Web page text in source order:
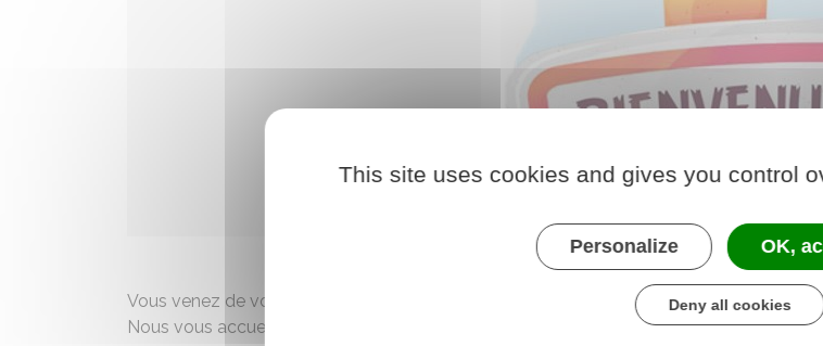
Vous venez de vous installer sur Heutrégiville?
Nous vous accueillons à la mairie aux horaires habituelles pour faire connaissance
This site uses cookies and gives you control
Personalize OK,
Deny all cookies